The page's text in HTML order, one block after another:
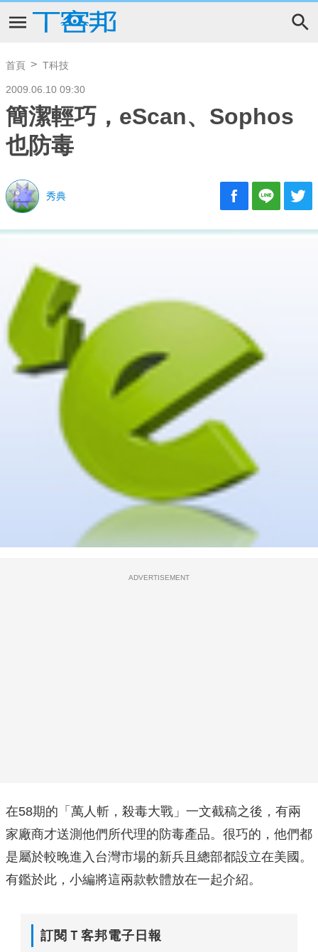
首頁 T科技
2009.06.10 09:30
簡潔輕巧，eScan、Sophos
也防毒
秀典
ADVERTISEMENT
在58期的「萬人斬，殺毒大戰」一文截稿之後，有兩
家廠商才送測他們所代理的防毒產品。很巧的，他們都
是屬於較晚進入台灣市場的新兵且總部都設立在美國。
有鑑於此，小編將這兩款軟體放在一起介紹。
訂閱Ｔ客邦電子日報